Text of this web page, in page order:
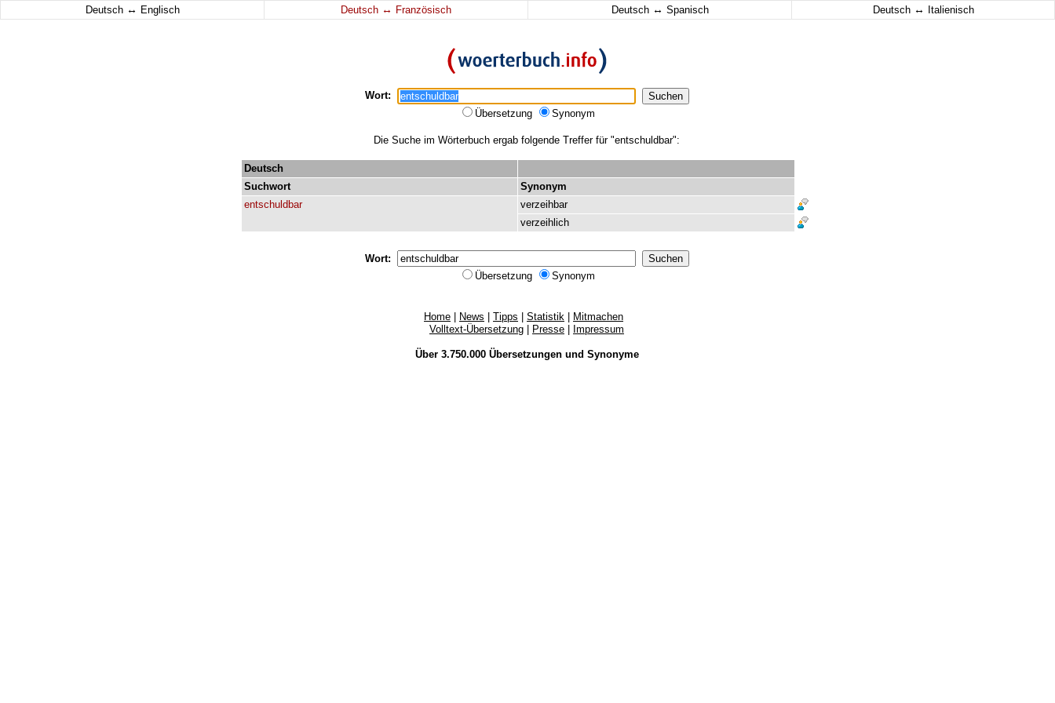
Deutsch ↔ Englisch Deutsch ↔ Französisch Deutsch ↔ Spanisch Deutsch ↔ Italienisch
Wort:
Übersetzung
Synonym
Die Suche im Wörterbuch ergab folgende Treffer für "entschuldbar":
Deutsch
Suchwort
Synonym
entschuldbar
verzeihbar
verzeihlich
Wort:
Übersetzung
Synonym
Home News Tipps Statistik
Mitmachen
Volltext-Übersetzung
Presse Impressum
Über 3.750.000 Übersetzungenund Synonyme